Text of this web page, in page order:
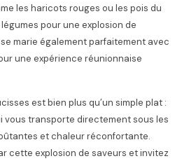
les haricots rouges ou les pois du
pour une explosion de
marie également parfaitement avec
une expérience réunionnaise
est bien plus qu’un simple plat :
vous transporte directement sous les
et chaleur réconfortante.
cette explosion de saveurs et invitez